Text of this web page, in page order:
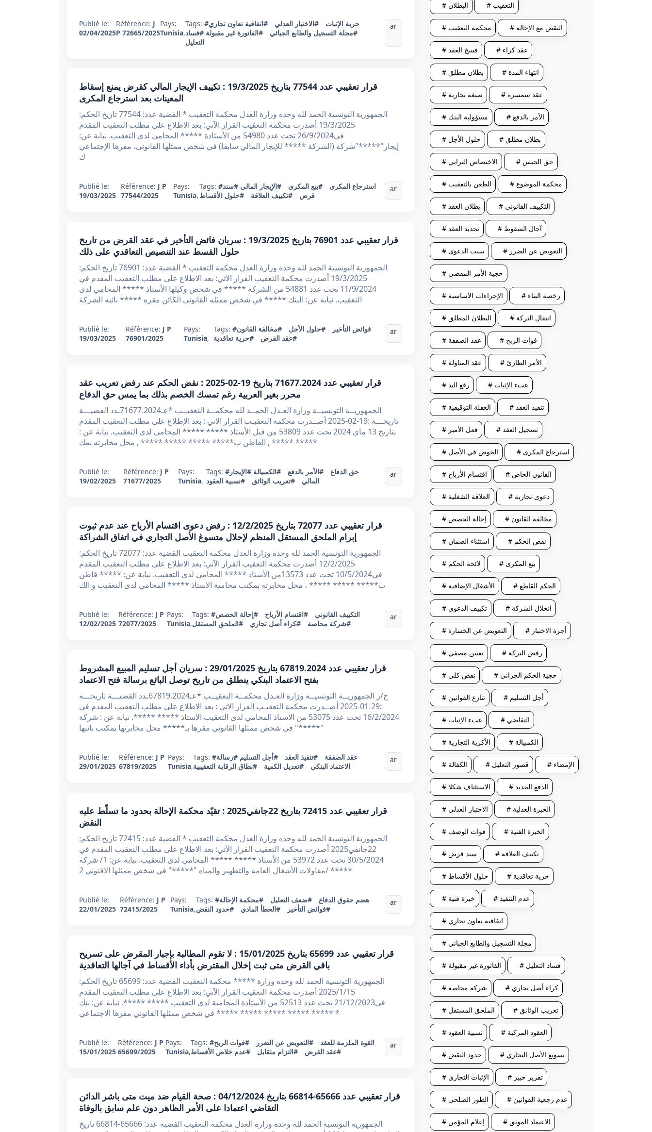
Publié le:
02/04/2025
Référence: J
P 72665/2025
Pays:
Tunisia,
Tags: #حرية الإثبات #الاختبار العدلي
#اتفاقية تعاون تجاري
#مجلة التسجيل والطابع الجبائي
#الفاتورة غير مقبولة #فساد
التعليل
ar
قرار تعقيبي عدد 77544 بتاريخ 19/3/2025 : تكييف الإيجار المالي كقرض يمنع إسقاط
المعينات بعد استرجاع المكرى
الجمهورية التونسية الحمد لله وحده وزارة العدل محكمة التعقيب * القضية عدد: 77544 تاريخ الحكم:
19/3/2025 أصدرت محكمة التعقيب القرار الآتي: بعد الاطلاع على مطلب التعقيب المقدم
في26/9/2024 تحت عدد 54980 من الأستاذة ***** المحامي لدى التعقيب. نيابة عن:
إيجار"*****"شركة (الشركة ***** للإيجار المالي سابقا) في شخص ممثلها القانوني، مقرها الإجتماعي
ك
Publié le:
19/03/2025
Référence: J P
77544/2025
Pays:
Tunisia,
Tags: #استرجاع المكرى #بيع المكرى #الإيجار المالي #سند
قرض
#تكييف العلاقة #حلول الأقساط
ar
قرار تعقيبي عدد 76901 بتاريخ 19/3/2025 : سريان فائض التأخير في عقد القرض من تاريخ
حلول القسط عند التنصيص التعاقدي على ذلك
الجمهورية التونسية الحمد لله وحده وزارة العدل محكمة التعقيب * القضية عدد: 76901 تاريخ الحكم:
19/3/2025 أصدرت محكمة التعقيب القرار الآتي: بعد الاطلاع على مطلب التعقيب المقدم في
11/9/2024 تحت عدد 54881 من الشركة ***** في شخص وكيلها الأستاذ ***** المحامي لدى
التعقيب. نيابة عن: البنك ***** في شخص ممثله القانوني الكائن مقره ***** نائبه الشركة
Publié le:
19/03/2025
Référence: J P
76901/2025
Pays:
Tunisia,
Tags: #فوائض التأخير #حلول الأجل
#مخالفة القانون
#عقد القرض
#حرية تعاقدية
ar
قرار تعقيبي عدد 71677.2024 بتاريخ 19-02-2025 : نقض الحكم عند رفض تعريب عقد
محرر بغير العربية رغم تمسك الخصم بذلك بما يمس حق الدفاع
الجمهوريــة التونسيــة وزارة العـدل الحمــد لله محكمــة التعقيــب *عـ71677.2024ـدد القضيـــة
تاريخـــه :19-02-2025 أصــدرت محكمة التعقيـب القرار الاتي : بعد الإطلاع على مطلب التعقيب المقدم
بتاريخ 13 ماي 2024 تحت عدد 53809 من قبل الأستاذ ***** ***** المحامي لدى التعقيب. نيابة عن :
***** ***** , القاطن ب***** ***** ***** ***** , محل مخابرته بمك
Publié le:
19/02/2025
Référence: J P
71677/2025
Pays:
Tunisia,
Tags: #حق الدفاع #الأمر بالدفع #الكمبيالة #الإيجار
المالي
#تعريب الوثائق #نسبية العقود
ar
قرار تعقيبي عدد 72077 بتاريخ 12/2/2025 : رفض دعوى اقتسام الأرباح عند عدم ثبوت
إبرام الملحق المستقل المنظم لإحلال متسوغ الأصل التجاري في اتفاق الشراكة
الجمهورية التونسية الحمد لله وحده وزارة العدل محكمة التعقيب القضية عدد: 72077 تاريخ الحكم:
12/2/2025 أصدرت محكمة التعقيب القرار الآتي: بعد الاطلاع على مطلب التعقيب المقدم
في10/5/2024 تحت عدد 13573من الأستاذ ***** المحامي لدى التعقيب. نيابة عن: ***** قاطن
ب***** ***** ***** ، محل مخابرته بمكتب محامية الاستاذ ***** المحامي لدى التعقيب و الك
Publié le:
12/02/2025
Référence: J P
72077/2025
Pays:
Tunisia,
Tags: #التكييف القانوني #اقتسام الأرباح
#إحالة الحصص
#شركة محاصة
#كراء أصل تجاري #الملحق المستقل
ar
قرار تعقيبي عدد 67819.2024 بتاريخ 29/01/2025 : سريان أجل تسليم المبيع المشروط
بفتح الاعتماد البنكي ينطلق من تاريخ توصل البائع برسالة فتح الاعتماد
ح/ر الجمهوريــة التونسيــة وزارة العـدل محكمــة التعقيــب *عـ67819.2024ـدد القضيـــة تاريخـــه
:29-01-2025 أصــدرت محكمة التعقيـب القرار الاتي : بعد الاطلاع على مطلب التعقيب المقدم في
16/2/2024 تحت عدد 53075 من الاستاذ المحامي لدى التعقيب الاستاذ ***** *****. نيابة عن : شركة
"*****" في شخص ممثلها القانوني مقرها بـ***** محل مخابرتها بمكتب نائبها
Publié le:
29/01/2025
Référence: J P
67819/2025
Pays:
Tunisia,
Tags: #عقد الصفقة #تنفيذ العقد #أجل التسليم #رسالة
الاعتماد البنكي
#تعديل الكمية #نطاق الرقابة التعقيبية
ar
قرار تعقيبي عدد 72415 بتاريخ 22جانفي2025 : تقيّد محكمة الإحالة بحدود ما تسلّط عليه
النقض
الجمهورية التونسية الحمد لله وحده وزارة العدل محكمة التعقيب * القضية عدد: 72415 تاريخ الحكم:
22جانفي2025 أصدرت محكمة التعقيب القرار الآتي: بعد الاطلاع على مطلب التعقيب المقدم في
30/5/2024 تحت عدد 53972 من الأستاذ ***** ***** المحامي لدى التعقيب. نيابة عن: 1/ شركة
مقاولات الأشغال العامة والتطهير والمياه "*****" في شخص ممثلها الاقنوني 2/ *****
Publié le:
22/01/2025
Référence: J P
72415/2025
Pays:
Tunisia,
Tags: #هضم حقوق الدفاع #ضعف التعليل
#محكمة الإحالة
#فوائض التأخير
#الخطأ المادي #حدود النقض
ar
قرار تعقيبي عدد 65699 بتاريخ 15/01/2025 : لا تقوم المطالبة بإجبار المقرض على تسريح
باقي القرض متى ثبت إخلال المقترض بأداء الأقساط في آجالها التعاقدية
الجمهورية التونسية الحمد لله وحده وزارة ***** محكمة التعقيب القضية عدد: 65699 تاريخ الحكم:
2025/1/15 أصدرت محكمة التعقيب القرار الآتي: بعد الاطلاع على مطلب التعقيب المقدم
في21/12/2023 تحت عدد 52513 من الأستاذة المحامية لدى التعقيب ***** *****. نيابة عن: بنك
***** في شخص ممثلها القانوني مقرها الاجتماعي ***** ***** ***** ***** *
Publié le:
15/01/2025
Référence: J P
65699/2025
Pays:
Tunisia,
Tags: #القوة الملزمة للعقد #التعويض عن الضرر
#فوات الربح
#عقد القرض
#التزام متقابل #عدم خلاص الأقساط
ar
قرار تعقيبي عدد 65666-66814 بتاريخ 04/12/2024 : صحة القيام ضد ميت متى باشر الدائن
التقاضي اعتمادا على الأمر الظاهر دون علم سابق بالوفاة
الجمهورية التونسية الحمد لله وحده وزارة العدل محكمة التعقيب القضية عدد: 65666-66814 تاريخ
# البطلان # التعقيب
# محكمة التعقيب # النقض مع الإحالة
# فسخ العقد # عقد كراء
# بطلان مطلق # انتهاء المدة
# صبغة تجارية # عقد سمسرة
# مسؤولية البنك # الأمر بالدفع
# حلول الأجل # بطلان مطلق
# الاختصاص الترابي # حق الحبس
# الطعن بالتعقيب # محكمة الموضوع
# بطلان العقد # التكييف القانوني
# تجديد العقد # آجال السقوط
# سبب الدعوى # التعويض عن الضرر
# حجية الأمر المقضي
# الإجراءات الأساسية # رخصة البناء
# البطلان المطلق # انتقال التركة
# عقد الصفقة # فوات الربح
# عقد المناولة # الأمر الطارئ
# رفع اليد # عبء الإثبات
# العقلة التوقيفية # تنفيذ العقد
# فعل الأمير # تسجيل العقد
# الخوض في الأصل # استرجاع المكرى
# اقتسام الأرباح # القانون الخاص
# العلاقة الشغلية # دعوى تجارية
# إحالة الحصص # مخالفة القانون
# استثناء الضمان # نقض الحكم
# لائحة الحكم # بيع المكرى
# الأشغال الإضافية # الحكم القاطع
# تكييف الدعوى # انحلال الشركة
# التعويض عن الخسارة # أجرة الاختبار
# تعيين مصفي # رفض التركة
# نقض كلي # حجية الحكم الجزائي
# تنازع القوانين # أجل التسليم
# عبء الإثبات # التقاضي
# الأكرية التجارية # الكمبيالة
# الكفالة # قصور التعليل # الإمضاء
# الاستئناف شكلا # الدفع الجديد
# الاختبار العدلي # الخبرة العدلية
# فوات الوصف # الخبرة الفنية
# سند قرض # تكييف العلاقة
# حلول الأقساط # حرية تعاقدية
# خبرة فنية # عدم التنفيذ
# اتفاقية تعاون تجاري
# مجلة التسجيل والطابع الجبائي
# الفاتورة غير مقبولة # فساد التعليل
# شركة محاصة # كراء أصل تجاري
# الملحق المستقل # تعريب الوثائق
# نسبية العقود # العقود المركبة
# حدود النقض # تسويغ الأصل التجاري
# الإثبات التجاري # تقرير خبير
# الطور الصلحي # عدم رجعية القوانين
# إعلام المؤمن # الاعتماد الموثق